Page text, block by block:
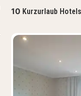
10 Kurzurlaub